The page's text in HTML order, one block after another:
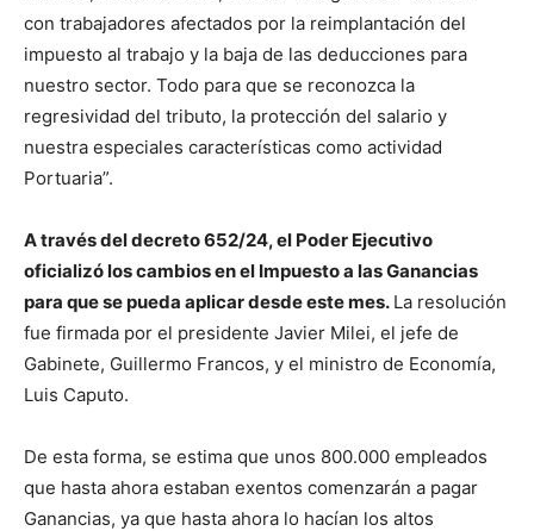
con trabajadores afectados por la reimplantación del
impuesto al trabajo y la baja de las deducciones para
nuestro sector. Todo para que se reconozca la
regresividad del tributo, la protección del salario y
nuestra especiales características como actividad
Portuaria”.
A través del decreto 652/24, el Poder Ejecutivo
oficializó los cambios en el Impuesto a las Ganancias
para que se pueda aplicar desde este mes. La resolución
fue firmada por el presidente Javier Milei, el jefe de
Gabinete, Guillermo Francos, y el ministro de Economía,
Luis Caputo.
De esta forma, se estima que unos 800.000 empleados
que hasta ahora estaban exentos comenzarán a pagar
Ganancias, ya que hasta ahora lo hacían los altos